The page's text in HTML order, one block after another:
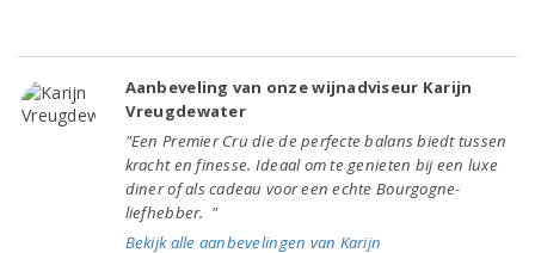
Aanbeveling van onze wijnadviseur Karijn
Vreugdewater
"Een Premier Cru die de perfecte balans biedt tussen
kracht en finesse. Ideaal om te genieten bij een luxe
diner of als cadeau voor een echte Bourgogne-
liefhebber. "
Bekijk alle aanbevelingen van Karijn